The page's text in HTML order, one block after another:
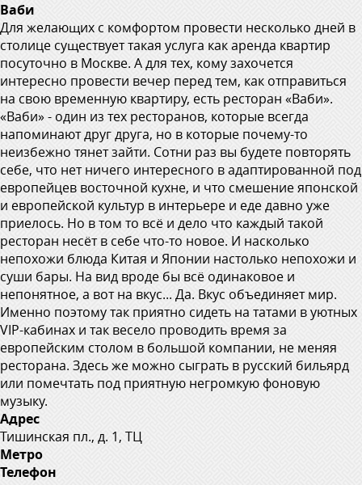
Ваби
Для желающих с комфортом провести несколько дней в
столице существует такая услуга как аренда квартир
посуточно в Москве. А для тех, кому захочется
интересно провести вечер перед тем, как отправиться
на свою временную квартиру, есть ресторан «Ваби».
«Ваби» - один из тех ресторанов, которые всегда
напоминают друг друга, но в которые почему-то
неизбежно тянет зайти. Сотни раз вы будете повторять
себе, что нет ничего интересного в адаптированной под
европейцев восточной кухне, и что смешение японской
и европейской культур в интерьере и еде давно уже
приелось. Но в том то всё и дело что каждый такой
ресторан несёт в себе что-то новое. И насколько
непохожи блюда Китая и Японии настолько непохожи и
суши бары. На вид вроде бы всё одинаковое и
непонятное, а вот на вкус... Да. Вкус объединяет мир.
Именно поэтому так приятно сидеть на татами в уютных
VIP-кабинах и так весело проводить время за
европейским столом в большой компании, не меняя
ресторана. Здесь же можно сыграть в русский бильярд
или помечтать под приятную негромкую фоновую
музыку.
Адрес
Тишинская пл., д. 1, TЦ
Метро
Телефон